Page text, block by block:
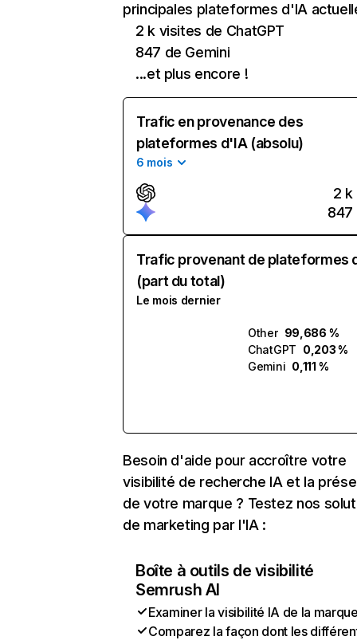
principales plateformes d'IA
2 k visites de ChatGPT
847 de Gemini
...et plus encore !
Trafic en provenance des
plateformes d'IA (absolu)
6 mois
2 k
847
Trafic provenant de plateformes
(part du total)
Le mois dernier
Other 99,686 %
ChatGPT 0,203 %
Gemini 0,111 %
Besoin d'aide pour accroître votre
visibilité de recherche IA et la
de votre marque ? Testez nos
de marketing par l'IA :
Boîte à outils de visibilité
Semrush AI
Examiner la visibilité IA de la
Comparez la façon dont les